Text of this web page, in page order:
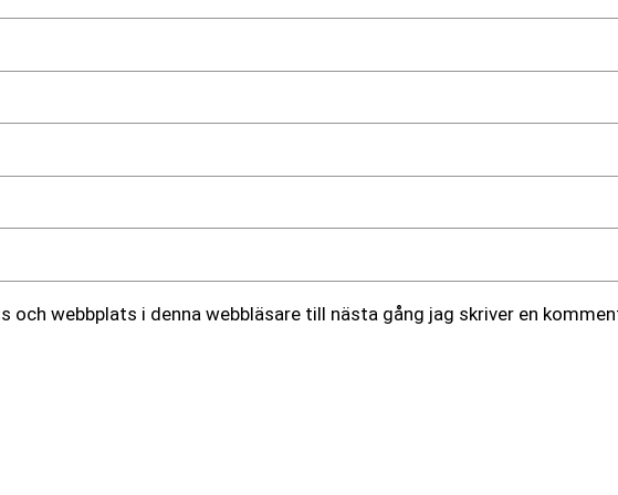
och webbplats i denna webbläsare till nästa gång jag skriver en